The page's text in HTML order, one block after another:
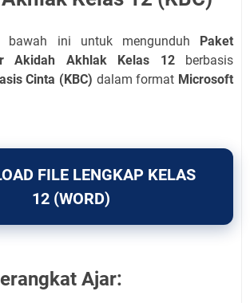
ini untuk mengunduh
Paket
Akidah Akhlak Kelas 12berbasis
Cinta (KBC) dalam format Microsoft
FILE LENGKAP KELAS
12 (WORD)
Ajar: